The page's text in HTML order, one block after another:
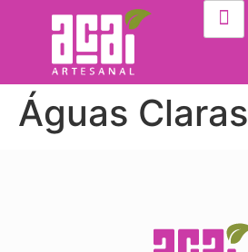
Águas Claras